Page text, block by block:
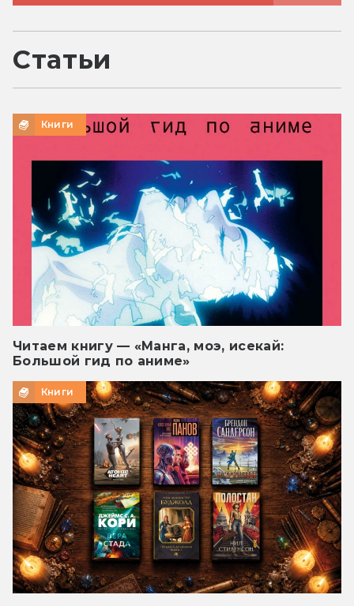
Статьи
Книги
Читаем книгу — «Манга, моэ, исекай:
Большой гид по аниме»
Книги